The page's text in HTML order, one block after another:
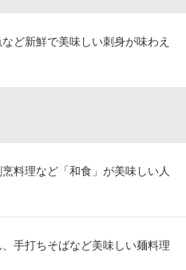
ど新鮮で美味しい刺身が味わえ
料理など「和食」が美味しい人
手打ちそばなど美味しい麺料理